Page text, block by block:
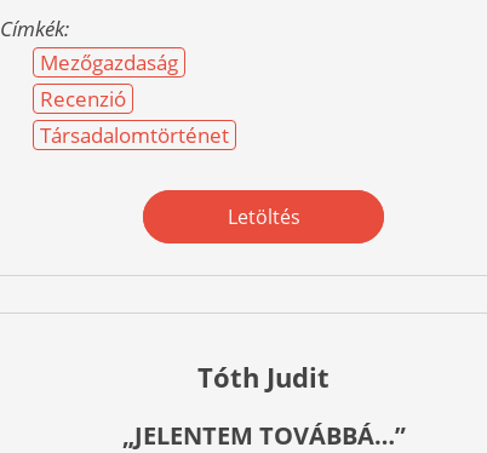
Címkék:
Mezőgazdaság
Recenzió
Társadalomtörténet
Letöltés
Tóth Judit
„JELENTEM TOVÁBBÁ…”